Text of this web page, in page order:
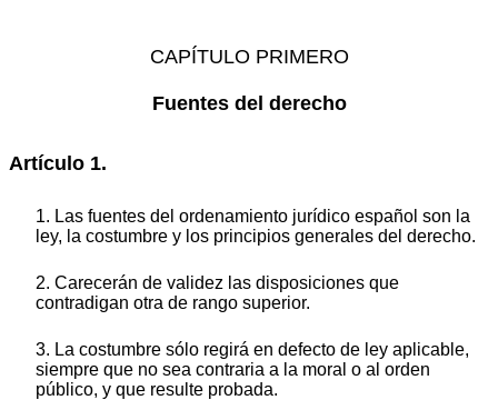
CAPÍTULO PRIMERO
Fuentes del derecho
Artículo 1.
1. Las fuentes del ordenamiento jurídico español son la
ley, la costumbre y los principios generales del derecho.
2. Carecerán de validez las disposiciones que
contradigan otra de rango superior.
3. La costumbre sólo regirá en defecto de ley aplicable,
siempre que no sea contraria a la moral o al orden
público, y que resulte probada.